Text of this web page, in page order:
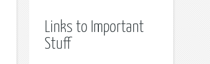
Links to Important
Stuff